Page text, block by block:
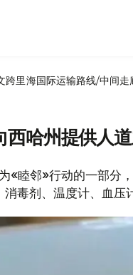
跨里海国际运输路线/中间走
哈州提供人
«睦邻»行动的一部分
毒剂、温度计、血压